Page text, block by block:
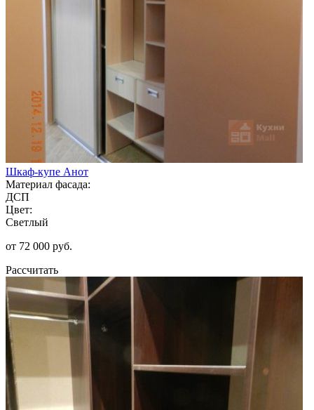
Шкаф-купе Анот
Материал фасада:
ДСП
Цвет:
Светлый
от 72 000 руб.
Рассчитать